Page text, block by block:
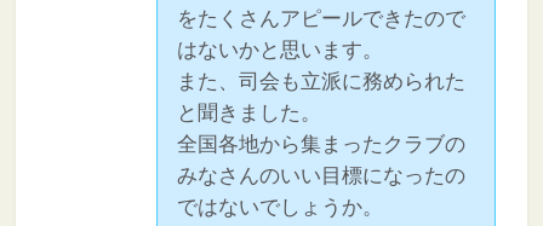
をたくさんアピールできたので
はないかと思います。
また、司会も立派に務められた
と聞きました。
全国各地から集まったクラブの
みなさんのいい目標になったの
ではないでしょうか。